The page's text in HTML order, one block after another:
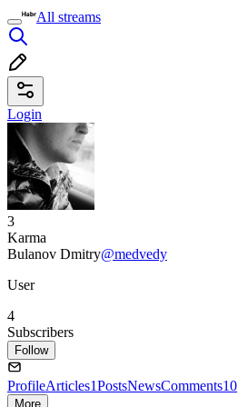
All streams
Login
3
Karma
Bulanov Dmitry@medvedy
User
4
Subscribers
Follow
ProfileArticles1PostsNewsComments10
More